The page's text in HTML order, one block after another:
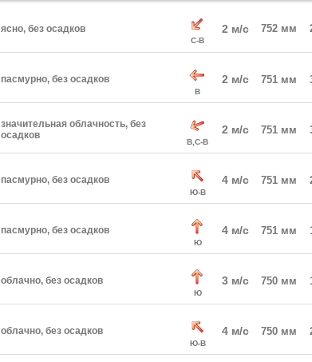
ясно, без осадков
С-В
2 м/с 752 мм
пасмурно, без осадков
В
2 м/с 751 мм
значительная облачность, без
осадков
В,С-В
2 м/с 751 мм
пасмурно, без осадков
Ю-В
4 м/с 751 мм
пасмурно, без осадков
Ю
4 м/с 751 мм
облачно, без осадков
Ю
3 м/с 750 мм
облачно, без осадков
Ю-В
4 м/с 750 мм